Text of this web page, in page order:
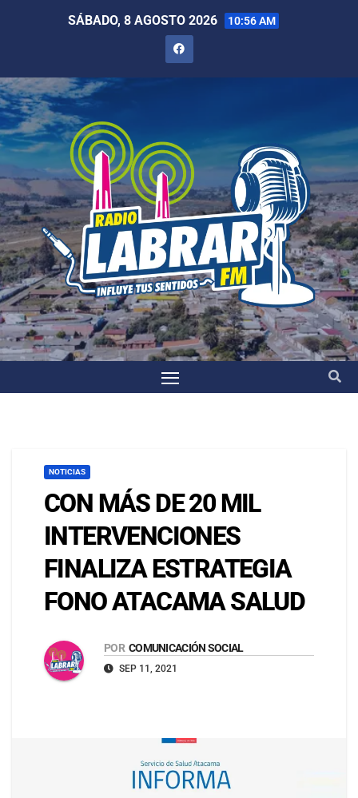
SÁBADO, 8 AGOSTO 2026 10:56 AM
NOTICIAS
CON MÁS DE 20 MIL
INTERVENCIONES
FINALIZA ESTRATEGIA
FONO ATACAMA SALUD
POR COMUNICACIÓN SOCIAL
SEP 11, 2021